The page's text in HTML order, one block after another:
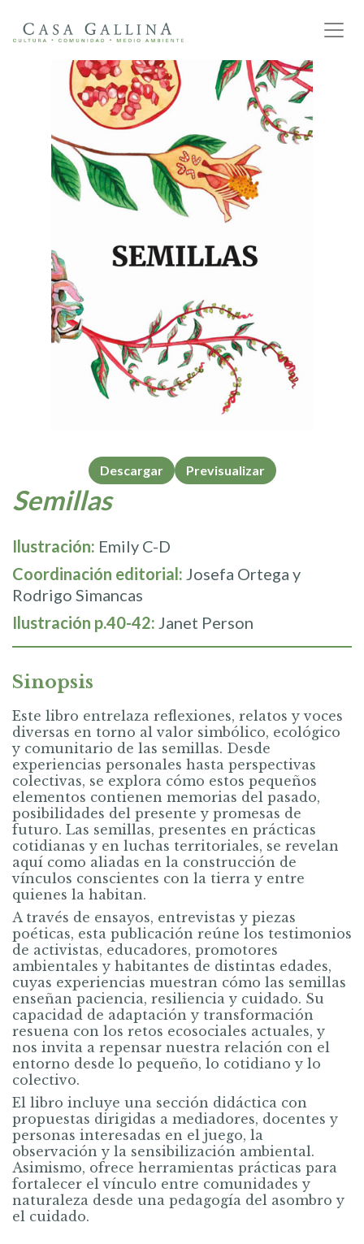
Descargar Previsualizar
Semillas
Ilustración: Emily C-D
Coordinación editorial: Josefa Ortega y
Rodrigo Simancas
Ilustración p.40-42: Janet Person
Sinopsis
Este libro entrelaza reflexiones, relatos y voces
diversas en torno al valor simbólico, ecológico
y comunitario de las semillas. Desde
experiencias personales hasta perspectivas
colectivas, se explora cómo estos pequeños
elementos contienen memorias del pasado,
posibilidades del presente y promesas de
futuro. Las semillas, presentes en prácticas
cotidianas y en luchas territoriales, se revelan
aquí como aliadas en la construcción de
vínculos conscientes con la tierra y entre
quienes la habitan.
A través de ensayos, entrevistas y piezas
poéticas, esta publicación reúne los testimonios
de activistas, educadores, promotores
ambientales y habitantes de distintas edades,
cuyas experiencias muestran cómo las semillas
enseñan paciencia, resiliencia y cuidado. Su
capacidad de adaptación y transformación
resuena con los retos ecosociales actuales, y
nos invita a repensar nuestra relación con el
entorno desde lo pequeño, lo cotidiano y lo
colectivo.
El libro incluye una sección didáctica con
propuestas dirigidas a mediadores, docentes y
personas interesadas en el juego, la
observación y la sensibilización ambiental.
Asimismo, ofrece herramientas prácticas para
fortalecer el vínculo entre comunidades y
naturaleza desde una pedagogía del asombro y
el cuidado.